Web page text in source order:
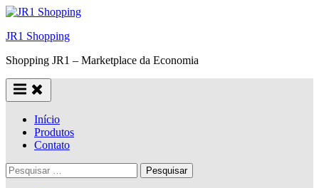
Skip
content
JR1 Shopping
Shopping JR1 – Marketplace da Economia
Início
Produtos
Contato
Pesquisar
por: